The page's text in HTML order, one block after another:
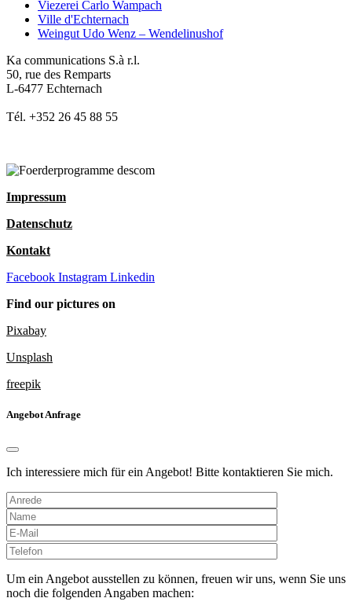
Viezerei Carlo Wampach
Ville d'Echternach
Weingut Udo Wenz – Wendelinushof
Ka communications S.à r.l.
50, rue des Remparts
L-6477 Echternach
Tél. +352 26 45 88 55
Impressum
Datenschutz
Kontakt
Facebook Instagram Linkedin
Find our pictures on
Pixabay
Unsplash
freepik
Angebot Anfrage
Ich interessiere mich für ein Angebot! Bitte kontaktieren Sie mich.
Bitte
lasse
dieses
Feld
Um ein Angebot ausstellen zu können, freuen wir uns, wenn Sie uns
noch die folgenden Angaben machen: